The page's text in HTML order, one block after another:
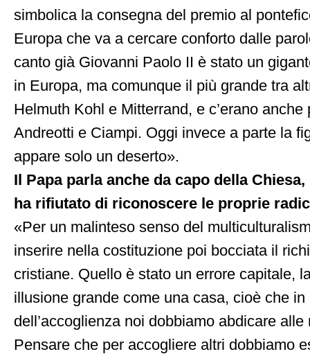
simbolica la consegna del premio al
Europa che va a cercare conforto dalle
canto già Giovanni Paolo II è stato un
in Europa, ma comunque il più grande tra
Helmuth Kohl e Mitterrand, e c’erano
Andreotti e Ciampi. Oggi invece a parte la
appare solo un deserto».
Il Papa parla anche da capo della Chiesa,
ha rifiutato di riconoscere le proprie
«Per un malinteso senso del
inserire nella costituzione poi bocciata il
cristiane. Quello è stato un errore capitale,
illusione grande come una casa, cioè che in
dell’accoglienza noi dobbiamo abdicare
Pensare che per accogliere altri dobbiamo